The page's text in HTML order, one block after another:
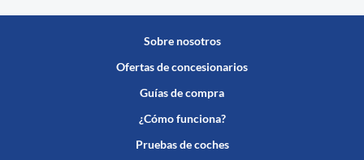
Sobre nosotros
Ofertas de concesionarios
Guías de compra
¿Cómo funciona?
Pruebas de coches